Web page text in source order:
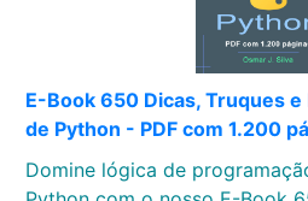
E-Book 650 Dicas, Truques
de Python - PDF com 1.200
Domine lógica de